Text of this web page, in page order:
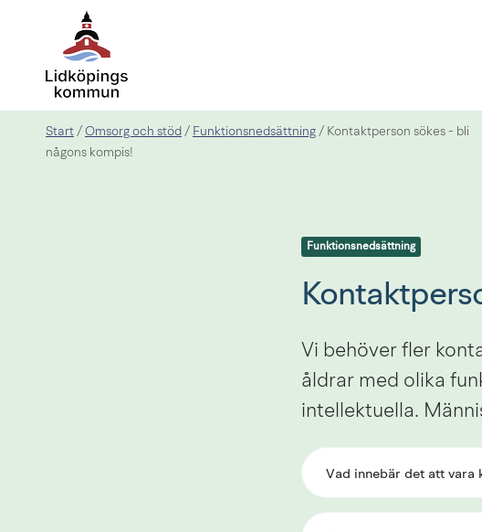
Start / Omsorg och stöd / Funktionsnedsättning / Kontaktperson sökes - bli
någons kompis!
Funktionsnedsättning
Vi behöver fler
åldrar med olika
intellektuella.
Vad innebär det att vara